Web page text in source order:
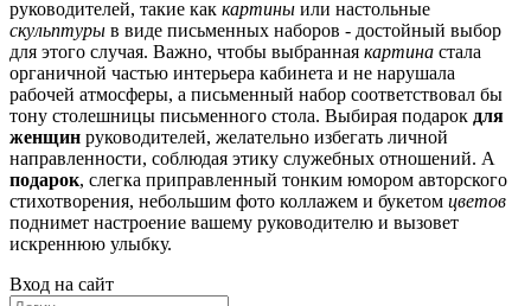
руководителей, такие как картины или настольные
скульптуры в виде письменных наборов - достойный выбор
для этого случая. Важно, чтобы выбранная картина стала
органичной частью интерьера кабинета и не нарушала
рабочей атмосферы, а письменный набор соответствовал бы
тону столешницы письменного стола. Выбирая подарок для
женщин руководителей, желательно избегать личной
направленности, соблюдая этику служебных отношений. А
подарок, слегка приправленный тонким юмором авторского
стихотворения, небольшим фото коллажем и букетом цветов
поднимет настроение вашему руководителю и вызовет
искреннюю улыбку.
Вход на сайт